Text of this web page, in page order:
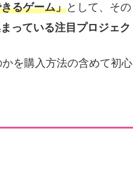
るゲーム」として、そ
っている注目プロジェク
を購入方法の含めて初